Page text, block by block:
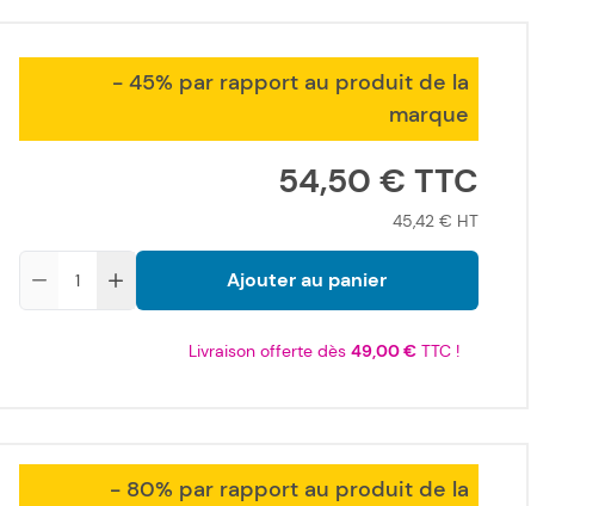
- 45% par rapport au produit de la
marque
54,50 €
45,42 €
Ajouter au panier
Livraison offerte dès 49,00 €TTC !
- 80% par rapport au produit de la